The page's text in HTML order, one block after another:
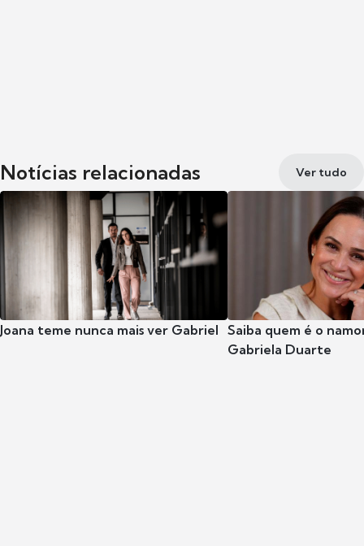
Notícias relacionadas Ver tudo
Joana teme nunca mais ver Gabriel Saiba quem é o
Gabriela Duarte